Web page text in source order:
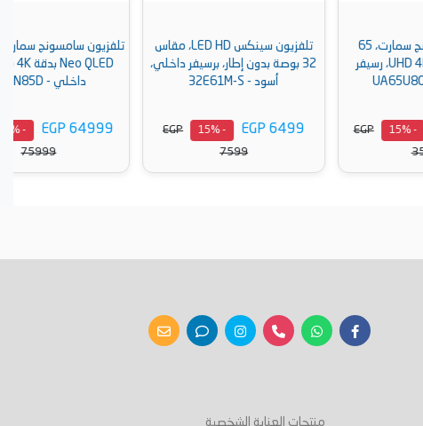
تلفزيون سينكس LED HD، مقاس
32 بوصة بدون إطار، برسيفر داخلي،
EGP 6499
- 15%
EGP
تلفزيون سامسونج سمارت 65 بوصة،
Neo QLED بدقة 4K مع ريسيفر
EGP 64999
- 15%
EGP
منتجات العناية الشخصية